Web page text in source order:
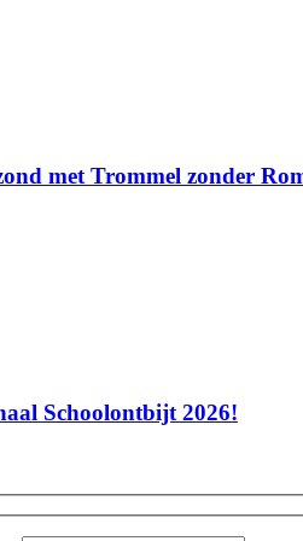
met Trommel zonder
Schoolontbijt 2026!